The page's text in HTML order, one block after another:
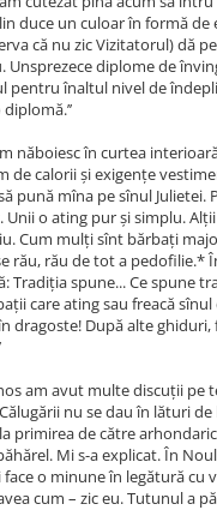
duce un culoar în formă de
că nu zic Vizitatorul) dă
Unsprezece diplome de
pentru înaltul nivel de
năboiesc în curtea
de calorii și exigențe
pună mîna pe sînul
Unii o ating pur și simplu.
Cum mulți sînt bărbați
rău, rău de tot a pedofilie.*
Tradiţia spune... Ce spune
care ating sau freacă
dragoste! După alte
am avut multe discuţii pe
nu se dau în lături
primirea de către
Mi s-a explicat. În
face o minune în legătură cu
cum – zic eu. Tutunul a